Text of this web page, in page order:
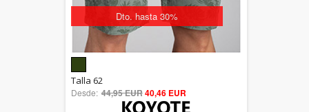
Dto. hasta 30%
out of 5
Talla 62
Desde: 44,95 EUR40,46 EUR